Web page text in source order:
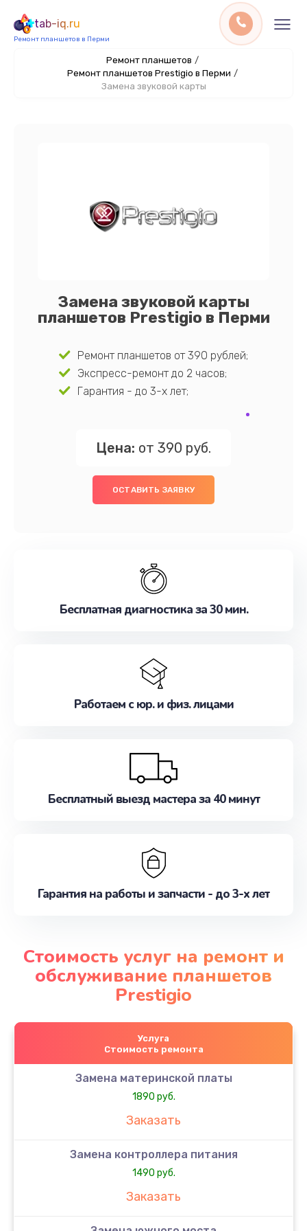
tab-iq.ru
Ремонт планшетов в Перми
Ремонт планшетов /
Ремонт планшетов Prestigio в Перми /
Замена звуковой карты
Замена звуковой карты
планшетов Prestigio в Перми
Ремонт планшетов от 390 рублей;
Экспресс-ремонт до 2 часов;
Гарантия - до 3-х лет;
Цена: от 390 руб.
ОСТАВИТЬ ЗАЯВКУ
Бесплатная диагностика за 30 мин.
Работаем с юр. и физ. лицами
Бесплатный выезд мастера за 40 минут
Гарантия на работы и запчасти - до 3-х лет
Стоимость услуг на ремонт и
обслуживание планшетов
Prestigio
Услуга
Стоимость ремонта
Замена материнской платы
1890 руб.
Заказать
Замена контроллера питания
1490 руб.
Заказать